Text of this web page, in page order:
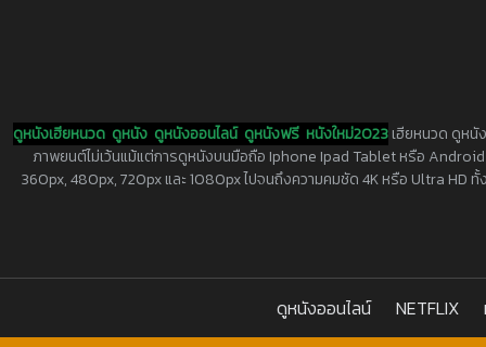
ดูหนังเฮียหนวด ดูหนัง ดูหนังออนไลน์ ดูหนังฟรี หนังใหม่2023เฮียหนวด ดูหนั
ภาพยนต์ไม่เว้นแม้แต่การดูหนังบนมือถือ Iphone Ipad Tablet หรือ
360px, 480px, 720px และ 1080px ไปจนถึงความคมชัด 4K หรือ Ultra HD
ดูหนังออนไลน์ NETFLIX